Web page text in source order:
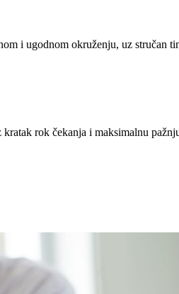
i ugodnom okruženju, uz stručan
rok čekanja i maksimalnu